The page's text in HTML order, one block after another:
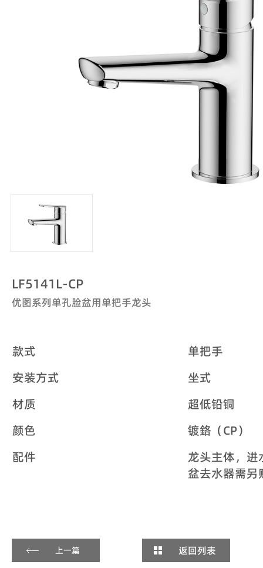
LF5141L-CP
优图系列单孔脸盆用单把手龙头
款式
单把手
安装方式
坐式
材质
超低铅铜
颜色
镀鉻（CP）
配件
龙头主体，进
盆去水器需另
上一篇 返回列表